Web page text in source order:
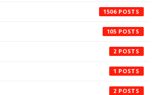
1506
105
2
1
2